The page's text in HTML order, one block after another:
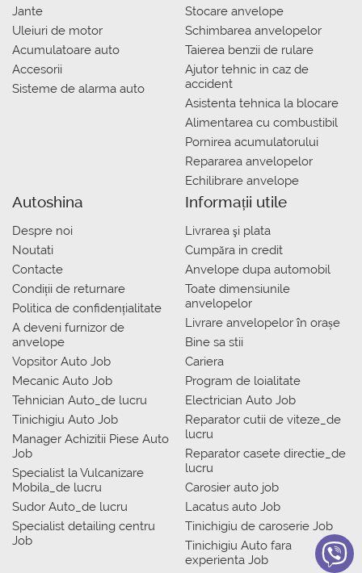
Jante
Uleiuri de motor
Acumulatoare auto
Accesorii
Sisteme de alarma auto
Stocare anvelope
Schimbarea anvelopelor
Taierea benzii de rulare
Ajutor tehnic in caz de
accident
Asistenta tehnica la blocare
Alimentarea cu combustibil
Pornirea acumulatorului
Repararea anvelopelor
Echilibrare anvelope
Autoshina
Despre noi
Noutati
Contacte
Condiții de returnare
Politica de confidențialitate
A deveni furnizor de
anvelope
Vopsitor Auto Job
Mecanic Auto Job
Tehnician Auto_de lucru
Tinichigiu Auto Job
Manager Achizitii Piese Auto
Job
Specialist la Vulcanizare
Mobila_de lucru
Sudor Auto_de lucru
Specialist detailing centru
Job
Informații utile
Livrarea şi plata
Сumpăra in credit
Anvelope dupa automobil
Toate dimensiunile
anvelopelor
Livrare anvelopelor în orașe
Bine sa stii
Cariera
Program de loialitate
Electrician Auto Job
Reparator cutii de viteze_de
lucru
Reparator casete directie_de
lucru
Carosier auto job
Lacatus auto Job
Tinichigiu de caroserie Job
Tinichigiu Auto fara
experienta Job